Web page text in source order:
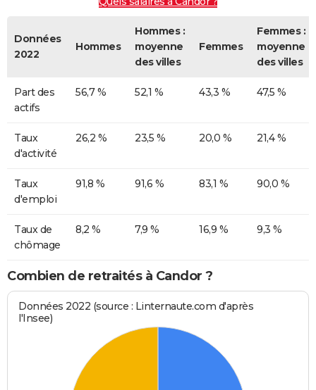
Données
2022
Hommes
Hommes :
moyenne
des villes
Femmes
Femmes :
moyenne
des villes
Part des
actifs
56,7 % 52,1 % 43,3 % 47,5 %
Taux
d'activité
26,2 % 23,5 % 20,0 % 21,4 %
Taux
d'emploi
91,8 % 91,6 % 83,1 % 90,0 %
Taux de
chômage
8,2 % 7,9 % 16,9 % 9,3 %
Combien de retraités à Candor ?
Données 2022 (source : Linternaute.com d'après
l'Insee)